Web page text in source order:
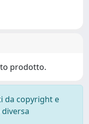
prodotto.
da copyright e